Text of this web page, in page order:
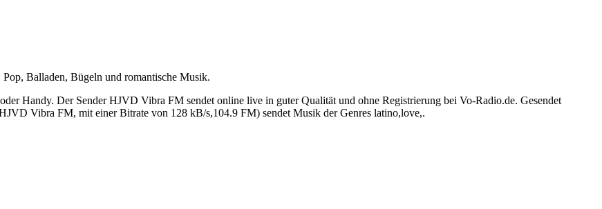
Balladen, Bügeln und romantische Musik.
Handy. Der Sender HJVD Vibra FM sendet online live in guter Qualität und ohne Registrierung bei Vo-Radio.de. Gesendet
Vibra FM, mit einer Bitrate von 128 kB/s,104.9 FM) sendet Musik der Genres latino,love,.